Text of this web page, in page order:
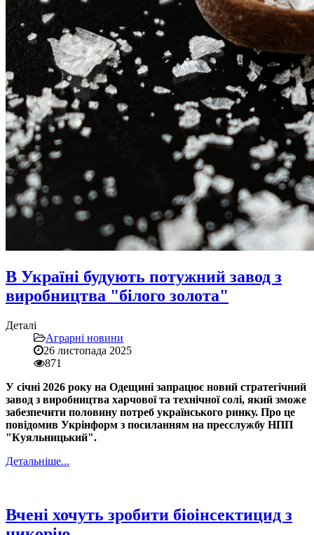
В Україні будують потужний завод з
виробництва "білого золота"
Деталі
Аграрні новини
26 листопада 2025
871
У січні 2026 року на Одещині запрацює новий стратегічний
завод з виробництва харчової та технічної солі, який зможе
забезпечити половину потреб українського ринку. Про це
повідомив Укрінформ з посиланням на пресслужбу НПП
"Куяльницький".
Детальніше...
Вчені хочуть зробити біоінсектицид з